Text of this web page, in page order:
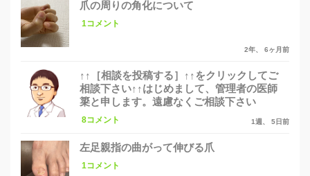
爪の周りの角化について
1コメント
2年、 6ヶ月前
↑↑［相談を投稿する］↑↑をクリックしてご
相談下さい↑↑はじめまして、管理者の医師
簗と申します。遠慮なくご相談下さい
8コメント 1週、 5日前
左足親指の曲がって伸びる爪
1コメント